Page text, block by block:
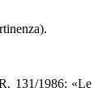
131/1986: «Le